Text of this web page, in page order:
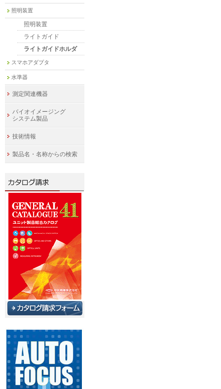
照明装置
照明装置
ライトガイド
ライトガイドホルダ
スマホアダプタ
水準器
測定関連機器
バイオイメージング
システム製品
技術情報
製品名・名称からの検索